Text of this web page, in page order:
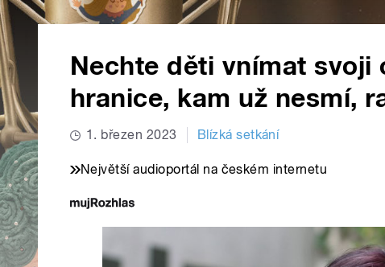
Nechte děti vnímat svoji
hranice, kam už nesmí,
1. březen 2023 Blízká setkání
Největší audioportál na českém internetu